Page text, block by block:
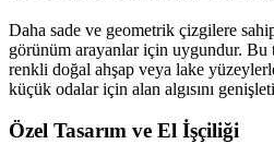
Daha sade ve geometrik çizgilere
görünüm arayanlar için uygundur. Bu
renkli doğal ahşap veya lake
küçük odalar için alan algısını
Özel Tasarım ve El İşçiliği